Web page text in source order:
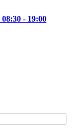
08:30 - 19:00